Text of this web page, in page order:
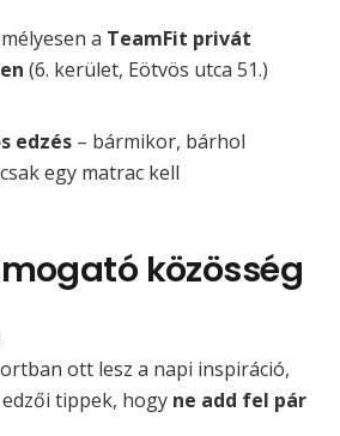
a TeamFit privát
(6. kerület, Eötvös utca 51.)
edzés – bármikor, bárhol
egy matrac kell
közösség
ott lesz a napi inspiráció,
tippek, hogy ne add fel pár